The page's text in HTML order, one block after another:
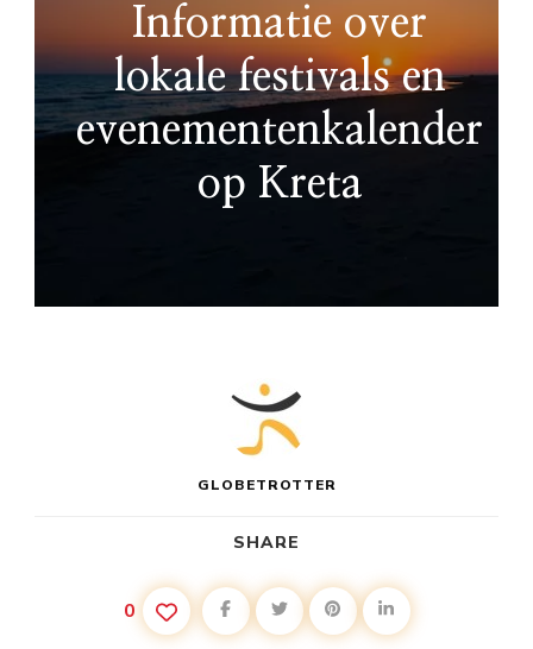
Informatie over
lokale festivals en
evenementenkalender
op Kreta
GLOBETROTTER
SHARE
0